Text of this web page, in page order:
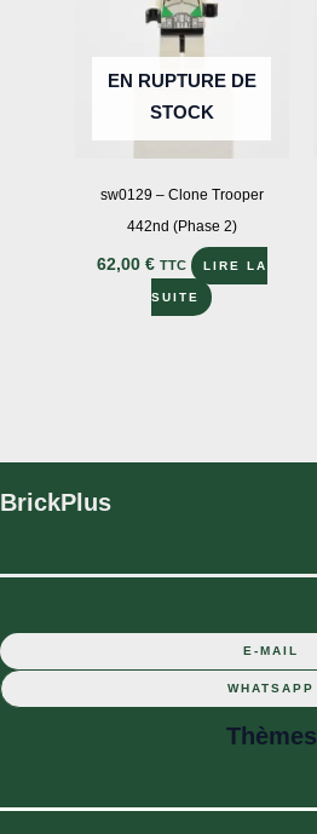
EN RUPTURE DE
STOCK
sw0129 – Clone Trooper
442nd (Phase 2)
62,00 € TTC LIRE LA
SUITE
BrickPlus
E-MAIL
WHATSAPP
Thèmes